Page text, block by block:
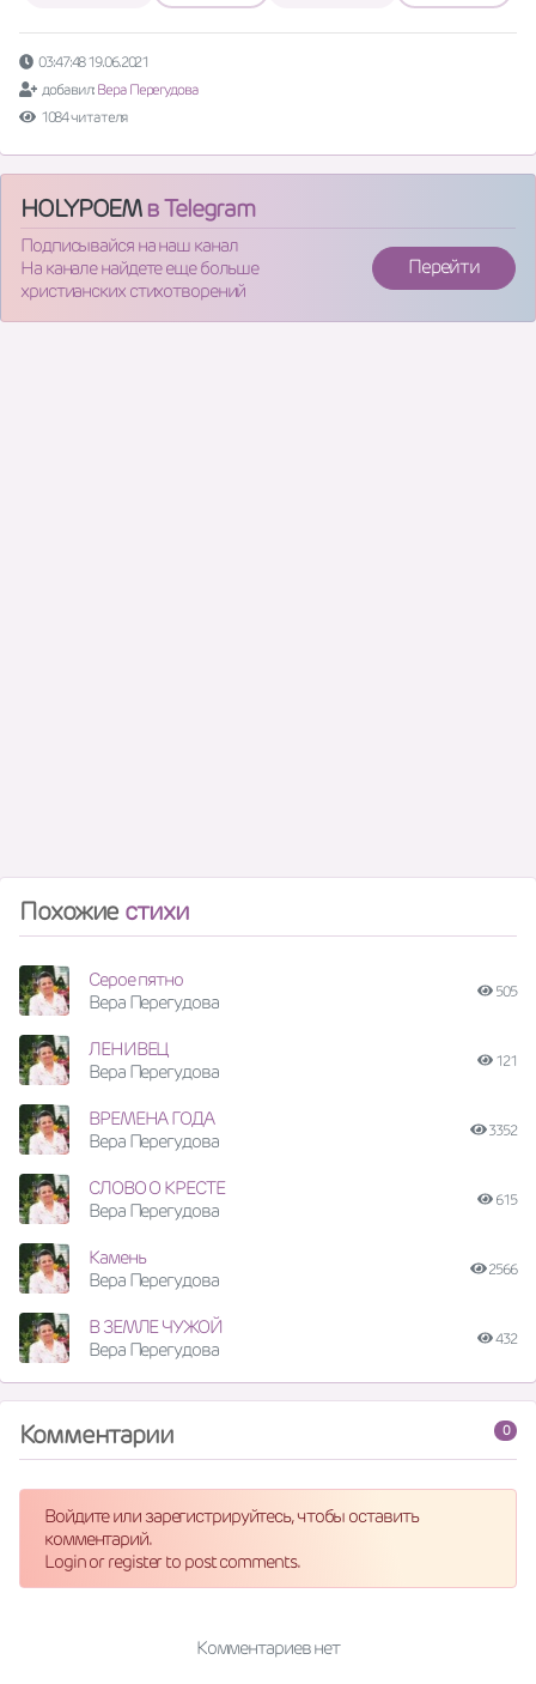
03:47:48 19.06.2021
добавил: Вера Перегудова
1084 читателя
HOLYPOEMв Telegram
Подписывайся на наш канал
На канале найдете еще больше
христианских стихотворений
Перейти
Похожие стихи
Серое пятно
Вера Перегудова
505
ЛЕНИВЕЦ
Вера Перегудова
121
ВРЕМЕНА ГОДА
Вера Перегудова
3352
СЛОВО О КРЕСТЕ
Вера Перегудова
615
Камень
Вера Перегудова
2566
В ЗЕМЛЕ ЧУЖОЙ
Вера Перегудова
432
0
Комментарии
Войдите или зарегистрируйтесь, чтобы оставить
комментарий.
Login or register to post comments.
Комментариев нет